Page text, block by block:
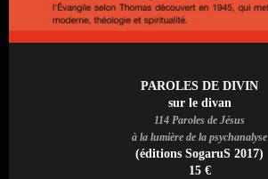
PAROLES DE DIVIN
sur le divan
114 Paroles de Jésus
à la lumière de la psychanalyse
(éditions SogaruS 2017)
15 €